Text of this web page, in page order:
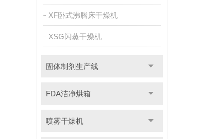
XF卧式沸腾床干燥机
XSG闪蒸干燥机
固体制剂生产线
FDA洁净烘箱
喷雾干燥机